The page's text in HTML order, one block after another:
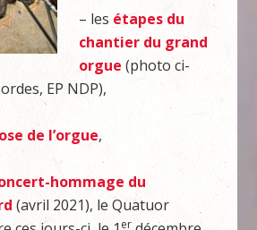
– les étapes du
chantier du grand
orgue (photo ci-
EP NDP),
de l’orgue,
hommage du
(avril 2021), le Quatuor
er